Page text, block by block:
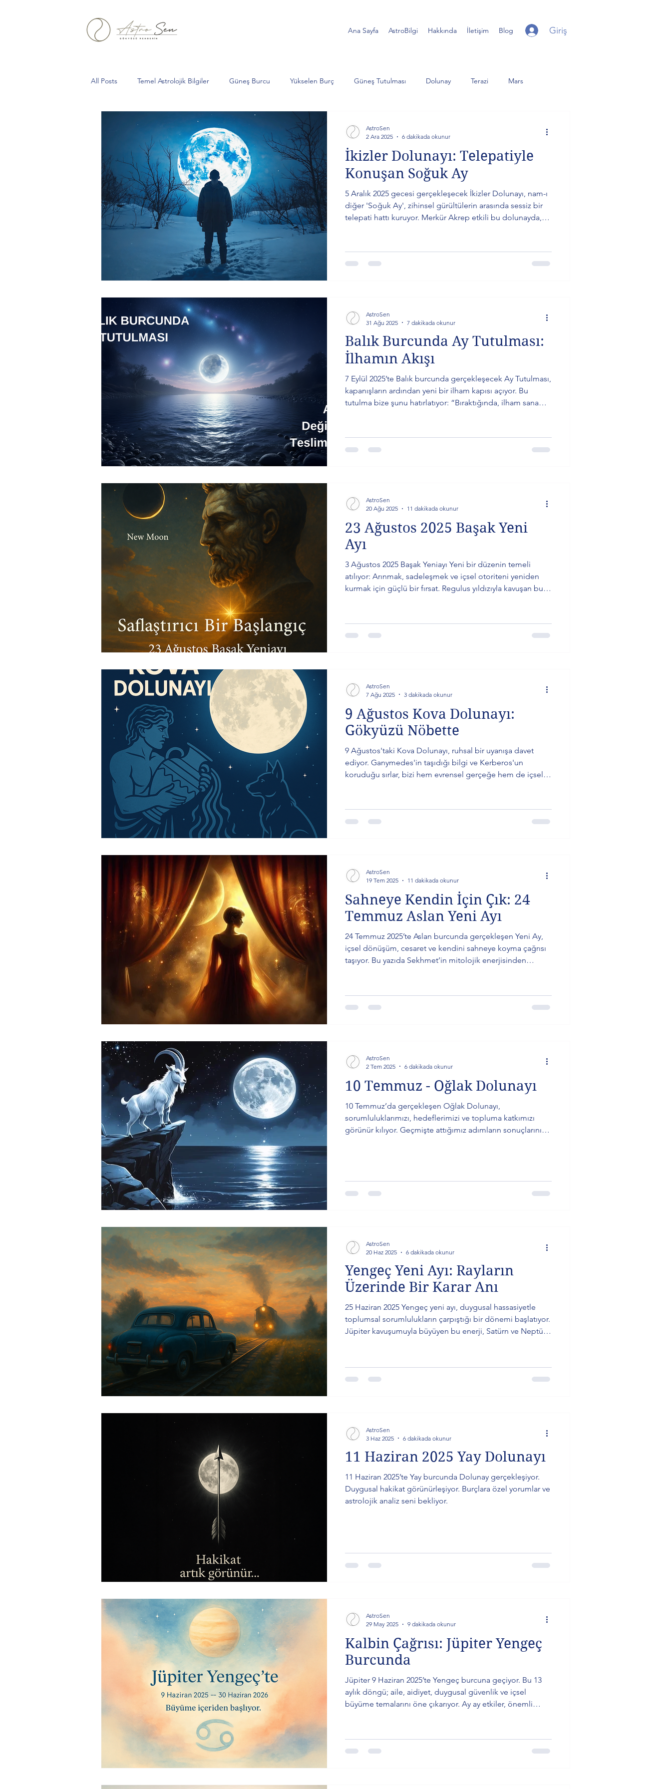
Ana Sayfa AstroBilgi Hakkında İletişim Blog Giriş
All Posts Temel Astrolojik Bilgiler Güneş Burcu Yükselen Burç Güneş Tutulması Dolunay Terazi Mars
Boğa Satürn Koç
Oğlak kova Tarihsel Astrolojik Analiz Ay Tutulması Balık Yengeç burcu Süper Dolunay Günberi
Gelberi Kurt Dolunayı Satürn ve Neptün Kova burcu
İkizler Dolunayı: Telepatiyle
Konuşan Soğuk Ay
5 Aralık 2025 gecesi gerçekleşecek İkizler Dolunayı, nam-ı
diğer 'Soğuk Ay', zihinsel gürültülerin arasında sessiz bir
telepati hattı kuruyor. Merkür Akrep etkili bu dolunayda,
burçlara özel detaylı analizler ve farkındalık soruları bu
yazıda.
AstroSen
2 Ara 2025
6 dakikada okunur
Balık Burcunda Ay Tutulması:
İlhamın Akışı
7 Eylül 2025’te Balık burcunda gerçekleşecek Ay Tutulması,
kapanışların ardından yeni bir ilham kapısı açıyor. Bu
tutulma bize şunu hatırlatıyor: “Bıraktığında, ilham sana
AstroSen
31 Ağu 2025
7 dakikada okunur
23 Ağustos 2025 Başak Yeni
Ayı
3 Ağustos 2025 Başak Yeniayı Yeni bir düzenin temeli
atılıyor: Arınmak, sadeleşmek ve içsel otoriteni yeniden
kurmak için güçlü bir fırsat. Regulus yıldızıyla kavuşan bu
niyetli adımlar, 2027’de meyvesini verebil
AstroSen
20 Ağu 2025
11 dakikada okunur
9 Ağustos Kova Dolunayı:
Gökyüzü Nöbette
9 Ağustos'taki Kova Dolunayı, ruhsal bir uyanışa davet
ediyor. Ganymedes'in taşıdığı bilgi ve Kerberos'un
koruduğu sırlar, bizi hem evrensel gerçeğe hem de içsel
Satürn'ün etkisiyle kişisel sınırları sorgularken, Uranüs ve
Plüton'un enerjileriyle köklü değişimlere hazır olun. Bu
AstroSen
7 Ağu 2025
3 dakikada okunur
Sahneye Kendin İçin Çık: 24
Temmuz Aslan Yeni Ayı
24 Temmuz 2025’te Aslan burcunda gerçekleşen Yeni Ay,
içsel dönüşüm, cesaret ve kendini sahneye koyma çağrısı
taşıyor. Bu yazıda Sekhmet’in mitolojik enerjisinden
yolculuğa çıkıyoruz.
AstroSen
19 Tem 2025
11 dakikada okunur
10 Temmuz - Oğlak Dolunayı
10 Temmuz’da gerçekleşen Oğlak Dolunayı,
sorumluluklarımızı, hedeflerimizi ve topluma katkımızı
görünür kılıyor. Geçmişte attığımız adımların sonuçlarını
AstroSen
2 Tem 2025
6 dakikada okunur
Yengeç Yeni Ayı: Rayların
Üzerinde Bir Karar Anı
25 Haziran 2025 Yengeç yeni ayı, duygusal hassasiyetle
toplumsal sorumlulukların çarpıştığı bir dönemi başlatıyor.
Jüpiter kavuşumuyla büyüyen bu enerji, Satürn ve Neptün
semboller kadersel bir geçişi işaret ediyor. Yükselen
burcunuza göre etkileri yazıda bulabilirsiniz.
AstroSen
20 Haz 2025
6 dakikada okunur
11 Haziran 2025 Yay Dolunayı
11 Haziran 2025’te Yay burcunda Dolunay gerçekleşiyor.
Duygusal hakikat görünürleşiyor. Burçlara özel yorumlar ve
astrolojik analiz seni bekliyor.
AstroSen
3 Haz 2025
6 dakikada okunur
Kalbin Çağrısı: Jüpiter Yengeç
Burcunda
Jüpiter 9 Haziran 2025’te Yengeç burcuna geçiyor. Bu 13
aylık döngü; aile, aidiyet, duygusal güvenlik ve içsel
büyüme temalarını öne çıkarıyor. Ay ay etkiler, önemli
AstroSen
29 May 2025
9 dakikada okunur